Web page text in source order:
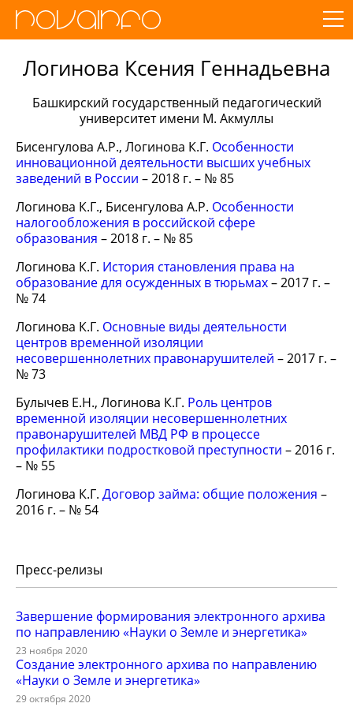
Логинова Ксения Геннадьевна
Башкирский государственный педагогический
университет имени М. Акмуллы
Бисенгулова А.Р., Логинова К.Г. Особенности
инновационной деятельности высших учебных
заведений в России – 2018 г. – № 85
Логинова К.Г., Бисенгулова А.Р. Особенности
налогообложения в российской сфере
образования – 2018 г. – № 85
Логинова К.Г. История становления права на
образование для осужденных в тюрьмах– 2017 г. –
№ 74
Логинова К.Г. Основные виды деятельности
центров временной изоляции
несовершеннолетних правонарушителей – 2017 г. –
№ 73
Булычев Е.Н., Логинова К.Г. Роль центров
временной изоляции несовершеннолетних
правонарушителей МВД РФ в процессе
профилактики подростковой преступности – 2016 г.
– № 55
Логинова К.Г. Договор займа: общие положения –
2016 г. – № 54
Пресс-релизы
Завершение формирования электронного архива
по направлению «Науки о Земле и энергетика»
23 ноября 2020
Создание электронного архива по направлению
«Науки о Земле и энергетика»
29 октября 2020